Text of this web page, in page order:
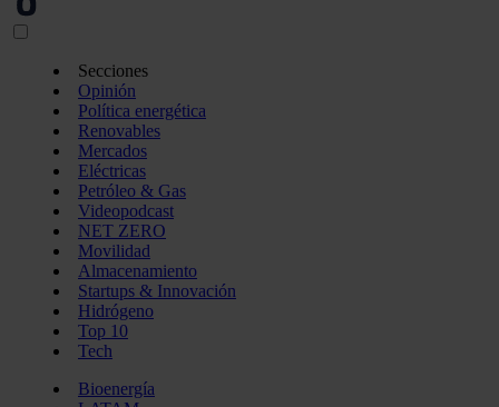
Secciones
Opinión
Política energética
Renovables
Mercados
Eléctricas
Petróleo & Gas
Videopodcast
NET ZERO
Movilidad
Almacenamiento
Startups & Innovación
Hidrógeno
Top 10
Tech
Bioenergía